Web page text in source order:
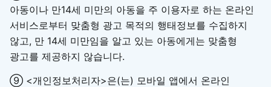
아동이나 만14세 미만의 아동을 주 이용자로 하는 온라인
서비스로부터 맞춤형 광고 목적의 행태정보를 수집하지
않고, 만 14세 미만임을 알고 있는 아동에게는 맞춤형
광고를 제공하지 않습니다.
⑨ <개인정보처리자>은(는) 모바일 앱에서 온라인